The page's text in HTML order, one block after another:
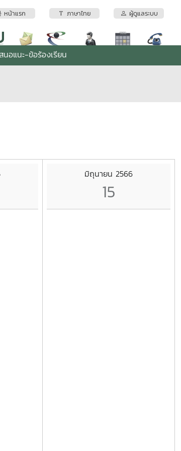
หน้าแรก ภาษาไทย ผู้ดูแลระบบ
นอแนะ-ข้อร้องเรียน
มิถุนายน 2566
15